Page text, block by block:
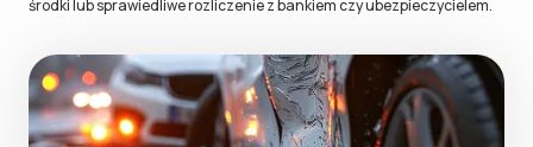
środki lub sprawiedliwe rozliczenie z bankiem czy ubezpieczycielem.